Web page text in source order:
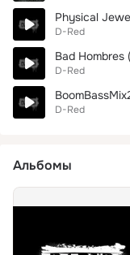
Physical
D-Red
Bad Hombres
D-Red
D-Red
Альбомы